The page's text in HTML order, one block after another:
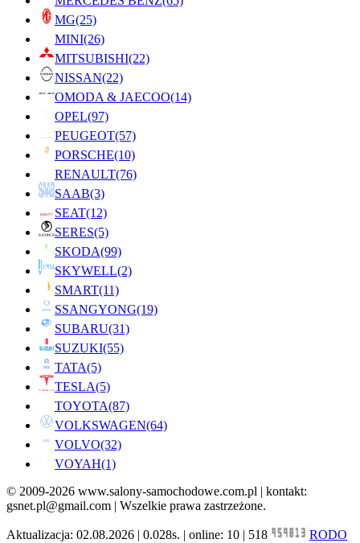
MG(25)
MINI(26)
MITSUBISHI(22)
NISSAN(22)
OMODA & JAECOO(14)
OPEL(97)
PEUGEOT(57)
PORSCHE(10)
RENAULT(76)
SAAB(3)
SEAT(12)
SERES(5)
SKODA(99)
SKYWELL(2)
SMART(11)
SSANGYONG(19)
SUBARU(31)
SUZUKI(55)
TATA(5)
TESLA(5)
TOYOTA(87)
VOLKSWAGEN(64)
VOLVO(32)
VOYAH(1)
© 2009-2026 www.salony-samochodowe.com.pl | kontakt:
gsnet.pl@gmail.com | Wszelkie prawa zastrzeżone.
Aktualizacja: 02.08.2026 | 0.028s. | online: 10 | 518 RODO